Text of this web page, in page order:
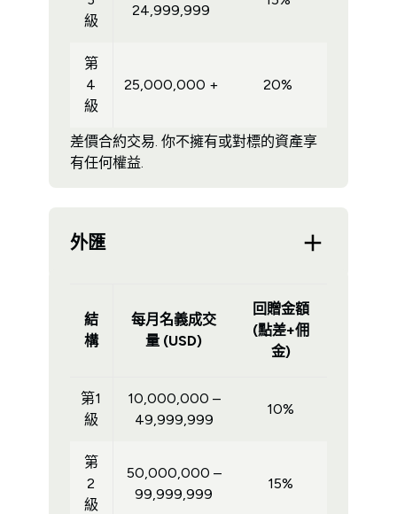
級
24,999,999
第
4
級
25,000,000 + 20%
差價合約交易. 你不擁有或對標的資產享
有任何權益.
外匯
結
構
每月名義成交
量 (USD)
回贈金額
(點差+佣
金)
第1
級
10,000,000 –
49,999,999
10%
第
2
級
50,000,000 –
99,999,999
15%